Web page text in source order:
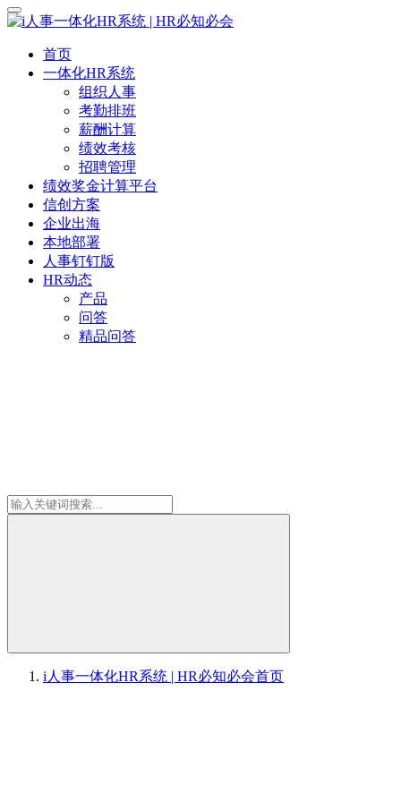
首页
一体化HR系统
组织人事
考勤排班
薪酬计算
绩效考核
招聘管理
绩效奖金计算平台
信创方案
企业出海
本地部署
人事钉钉版
HR动态
产品
问答
精品问答
i人事一体化HR系统 | HR必知必会首页